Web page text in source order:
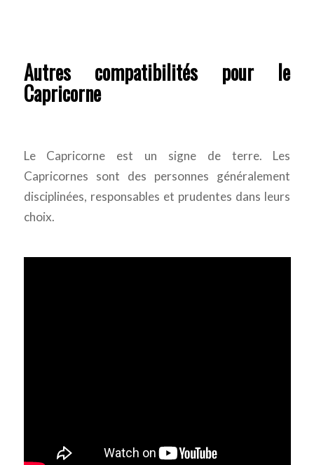
Autres compatibilités pour le
Capricorne
Le Capricorne est un signe de terre. Les
Capricornes sont des personnes généralement
disciplinées, responsables et prudentes dans leurs
choix.